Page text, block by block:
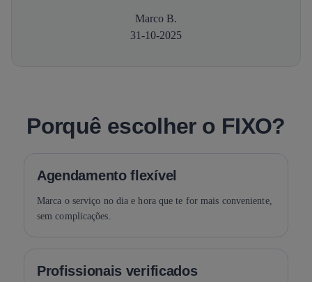
Marco B.
31-10-2025
Porquê escolher o FIXO?
Agendamento flexível
Marca o serviço no dia e hora que te for mais conveniente,
sem complicações.
Profissionais verificados